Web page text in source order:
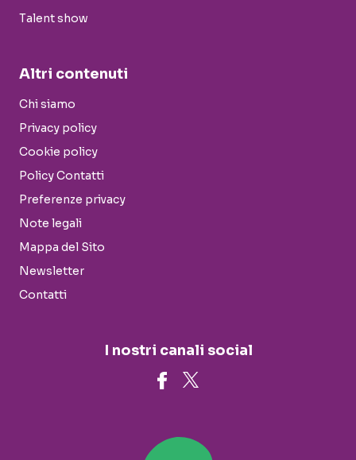
Talent show
Altri contenuti
Chi siamo
Privacy policy
Cookie policy
Policy Contatti
Preferenze privacy
Note legali
Mappa del Sito
Newsletter
Contatti
I nostri canali social